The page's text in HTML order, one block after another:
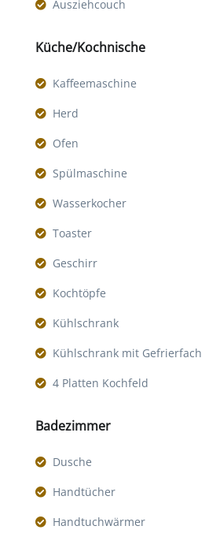
Ausziehcouch
Küche/Kochnische
Kaffeemaschine
Herd
Ofen
Spülmaschine
Wasserkocher
Toaster
Geschirr
Kochtöpfe
Kühlschrank
Kühlschrank mit Gefrierfach
4 Platten Kochfeld
Badezimmer
Dusche
Handtücher
Handtuchwärmer